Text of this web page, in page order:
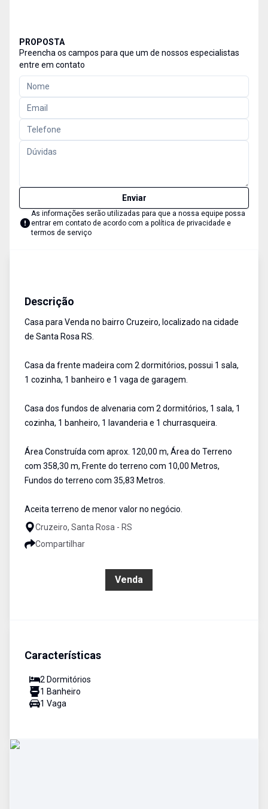
PROPOSTA
Preencha os campos para que um de nossos especialistas
entre em contato
Enviar
As informações serão utilizadas para que a nossa equipe possa
entrar em contato de acordo com a política de privacidade e
termos de serviço
Descrição
Casa para Venda no bairro Cruzeiro, localizado na cidade
de Santa Rosa RS.
Casa da frente madeira com 2 dormitórios, possui 1 sala,
1 cozinha, 1 banheiro e 1 vaga de garagem.
Casa dos fundos de alvenaria com 2 dormitórios, 1 sala, 1
cozinha, 1 banheiro, 1 lavanderia e 1 churrasqueira.
Área Construída com aprox. 120,00 m, Área do Terreno
com 358,30 m, Frente do terreno com 10,00 Metros,
Fundos do terreno com 35,83 Metros.
Aceita terreno de menor valor no negócio.
Cruzeiro, Santa Rosa - RS
Compartilhar
Venda
Características
2 Dormitórios
1 Banheiro
1 Vaga